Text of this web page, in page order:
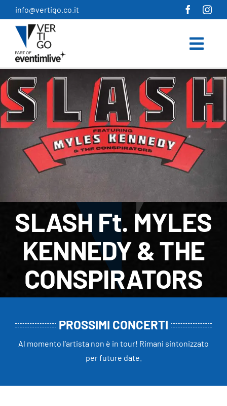
Salta
al
contenuto
info@vertigo.co.it
SLASH Ft. MYLES
KENNEDY & THE
CONSPIRATORS
PROSSIMI CONCERTI
Al momento l'artista non è in tour! Rimani sintonizzato
per future date.